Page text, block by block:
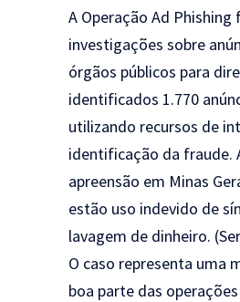
A Operação Ad
investigações sobre
órgãos públicos para
identificados 1.770
utilizando recursos de
identificação da fraude.
apreensão em Minas
estão uso indevido de
lavagem de dinheiro. (
O caso representa uma
boa parte das